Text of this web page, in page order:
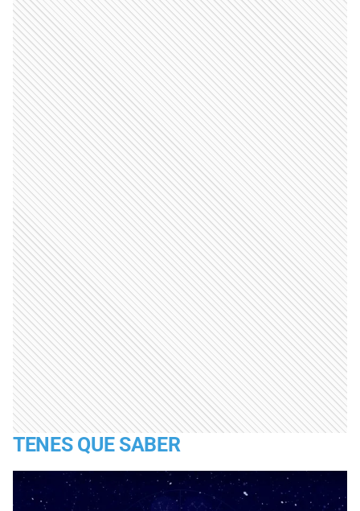
TENES QUE SABER